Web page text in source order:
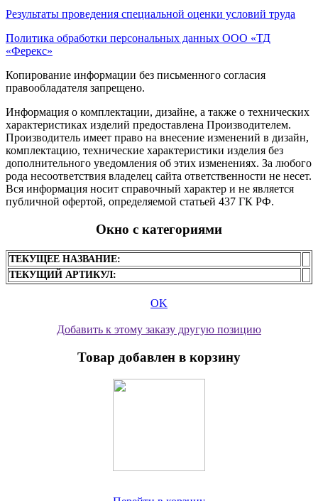
Результаты проведения специальной оценки условий труда
Политика обработки персональных данных ООО «ТД
«Ферекс»
Копирование информации без письменного согласия
правообладателя запрещено.
Информация о комплектации, дизайне, а также о технических
характеристиках изделий предоставлена Производителем.
Производитель имеет право на внесение изменений в дизайн,
комплектацию, технические характеристики изделия без
дополнительного уведомления об этих изменениях. За любого
рода несоответствия владелец сайта ответственности не несет.
Вся информация носит справочный характер и не является
публичной офертой, определяемой статьей 437 ГК РФ.
Окно с категориями
ТЕКУЩЕЕ НАЗВАНИЕ:
ТЕКУЩИЙ АРТИКУЛ:
OK
Добавить к этому заказу другую позицию
Товар добавлен в корзину